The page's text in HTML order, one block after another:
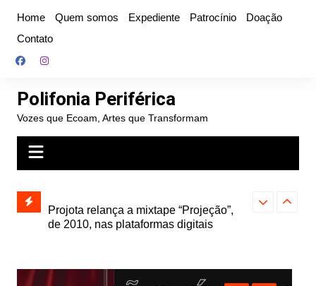
conteúdo
Home Quem somos Expediente Patrocínio
Doação
Contato
Polifonia Periférica
Vozes que Ecoam, Artes que Transformam
e abre
autoral,
de 2010, nas plataformas digitais
Farofa